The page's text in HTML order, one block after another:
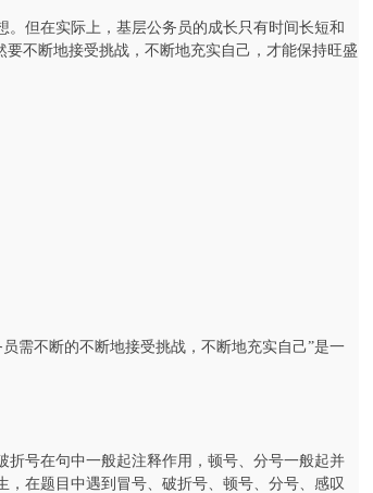
但在实际上，基层公务员的成长只有时间长短和
不断地接受挑战，不断地充实自己，才能保持旺盛
需不断的不断地接受挑战，不断地充实自己”是一
号在句中一般起注释作用，顿号、分号一般起并
在题目中遇到冒号、破折号、顿号、分号、感叹